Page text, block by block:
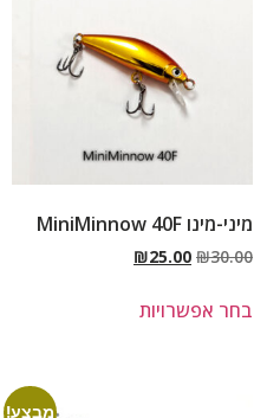
מיני-מינו MiniMinnow 40F
₪30.00
₪25.00
בחר אפשרויות
מבצע!